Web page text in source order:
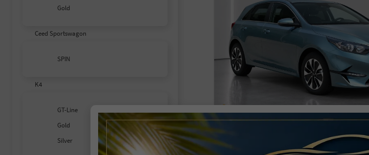
Gold
Ceed Sportswagon
SPIN
K4
GT-Line
Gold
Silver